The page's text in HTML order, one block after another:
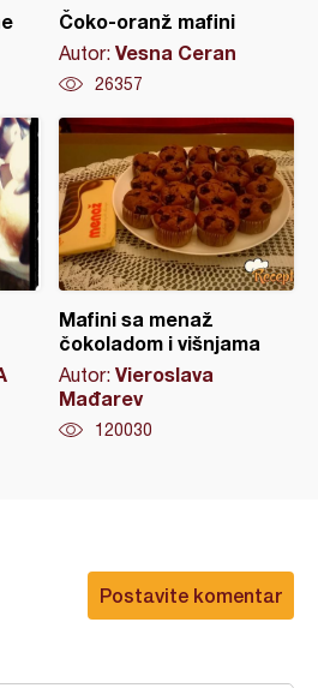
Čoko-oranž mafini
Autor: Vesna Ceran
26357
Mafini sa menaž
čokoladom i višnjama
Autor: Vieroslava
Mađarev
120030
Postavite komentar